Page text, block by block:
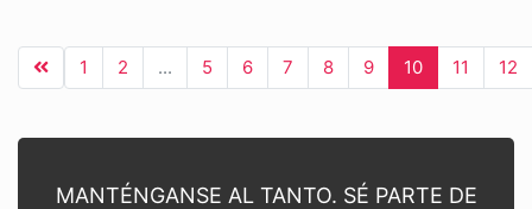
1 2 ... 5 6 7 8 9 10 11 12
MANTÉNGANSE AL TANTO. SÉ PARTE DE